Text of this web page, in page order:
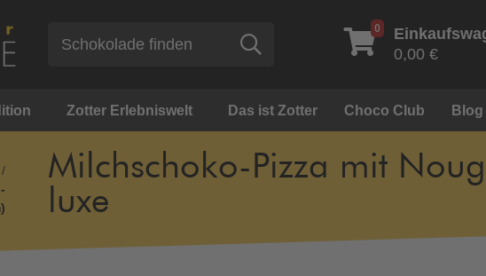
0
0,00 €
Zotter Erlebniswelt Das ist Zotter Choco Club Blog
/
Milchschoko-Pizza mit
luxe